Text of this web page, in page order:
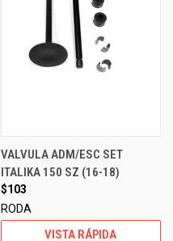
VALVULA ADM/ESC SET
ITALIKA 150 SZ (16-18)
$103
RODA
VISTA RÁPIDA